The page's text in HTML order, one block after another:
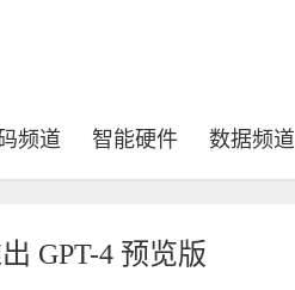
频道 智能硬件 数据频道
GPT-4 预览版